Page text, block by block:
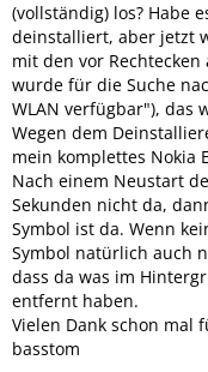
(vollständig) los? Habe
deinstalliert, aber jetzt
mit den vor
wurde für die Suche
WLAN verfügbar"), das
Wegen dem
mein komplettes Nokia
Nach einem Neustart
Sekunden nicht da,
Symbol ist da. Wenn
Symbol natürlich auch
dass da was im
entfernt haben.
Vielen Dank schon mal
basstom